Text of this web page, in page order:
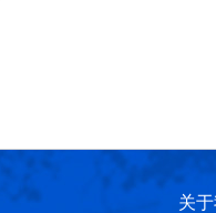
关